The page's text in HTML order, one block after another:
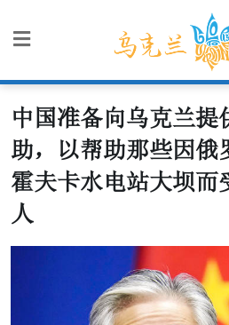
中国准备向乌克兰提
助，以帮助那些因俄
霍夫卡水电站大坝而
人